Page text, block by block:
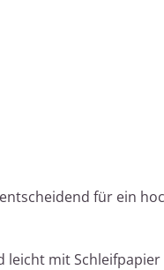
für ein
leicht mit